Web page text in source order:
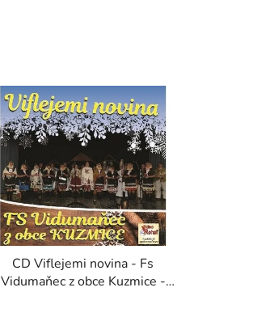
e
p
r
o
d
u
k
t
o
v
CD Viflejemi novina - Fs
Vidumaňec z obce Kuzmice -